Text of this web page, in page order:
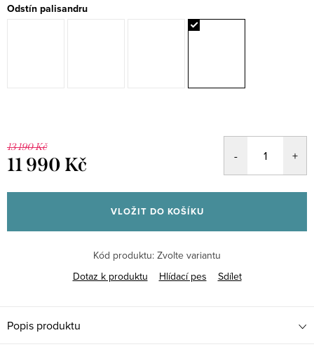
Odstín palisandru
13 190 Kč
11 990 Kč
cena:
VLOŽIT DO KOŠÍKU
Kód produktu: Zvolte variantu
Dotaz k produktu
Hlídací pes Sdílet
Popis produktu